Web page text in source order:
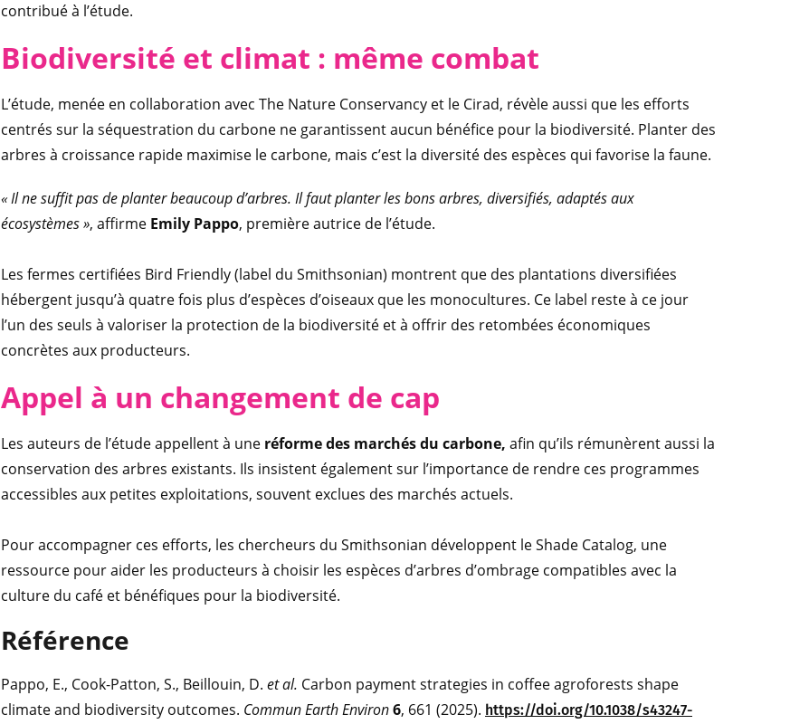
contribué à l’étude.
Biodiversité et climat : même combat
L’étude, menée en collaboration avec The Nature Conservancy et le Cirad, révèle aussi que les efforts
centrés sur la séquestration du carbone ne garantissent aucun bénéfice pour la biodiversité. Planter des
arbres à croissance rapide maximise le carbone, mais c’est la diversité des espèces qui favorise la faune.
« Il ne suffit pas de planter beaucoup d’arbres. Il faut planter les bons arbres, diversifiés, adaptés aux
écosystèmes », affirme Emily Pappo, première autrice de l’étude.
Les fermes certifiées Bird Friendly (label du Smithsonian) montrent que des plantations diversifiées
hébergent jusqu’à quatre fois plus d’espèces d’oiseaux que les monocultures. Ce label reste à ce jour
l’un des seuls à valoriser la protection de la biodiversité et à offrir des retombées économiques
concrètes aux producteurs.
Appel à un changement de cap
Les auteurs de l’étude appellent à une réforme des marchés du carbone, afin qu’ils rémunèrent aussi la
conservation des arbres existants. Ils insistent également sur l’importance de rendre ces programmes
accessibles aux petites exploitations, souvent exclues des marchés actuels.
Pour accompagner ces efforts, les chercheurs du Smithsonian développent le Shade Catalog, une
ressource pour aider les producteurs à choisir les espèces d’arbres d’ombrage compatibles avec la
culture du café et bénéfiques pour la biodiversité.
Référence
Pappo, E., Cook-Patton, S., Beillouin, D. et al. Carbon payment strategies in coffee agroforests shape
climate and biodiversity outcomes. Commun Earth Environ6, 661 (2025). https://doi.org/10.1038/s43247-